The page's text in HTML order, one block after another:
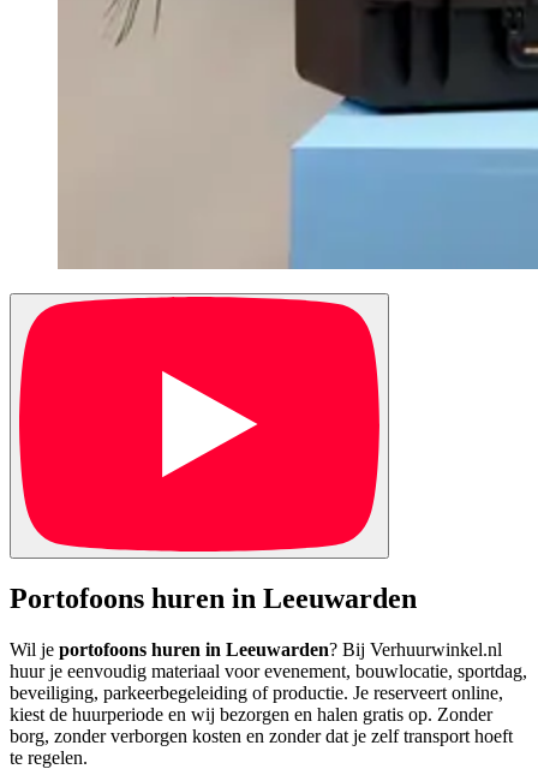
Portofoons huren in Leeuwarden
Wil je portofoons huren in Leeuwarden? Bij Verhuurwinkel.nl
huur je eenvoudig materiaal voor evenement, bouwlocatie, sportdag,
beveiliging, parkeerbegeleiding of productie. Je reserveert online,
kiest de huurperiode en wij bezorgen en halen gratis op. Zonder
borg, zonder verborgen kosten en zonder dat je zelf transport hoeft
te regelen.